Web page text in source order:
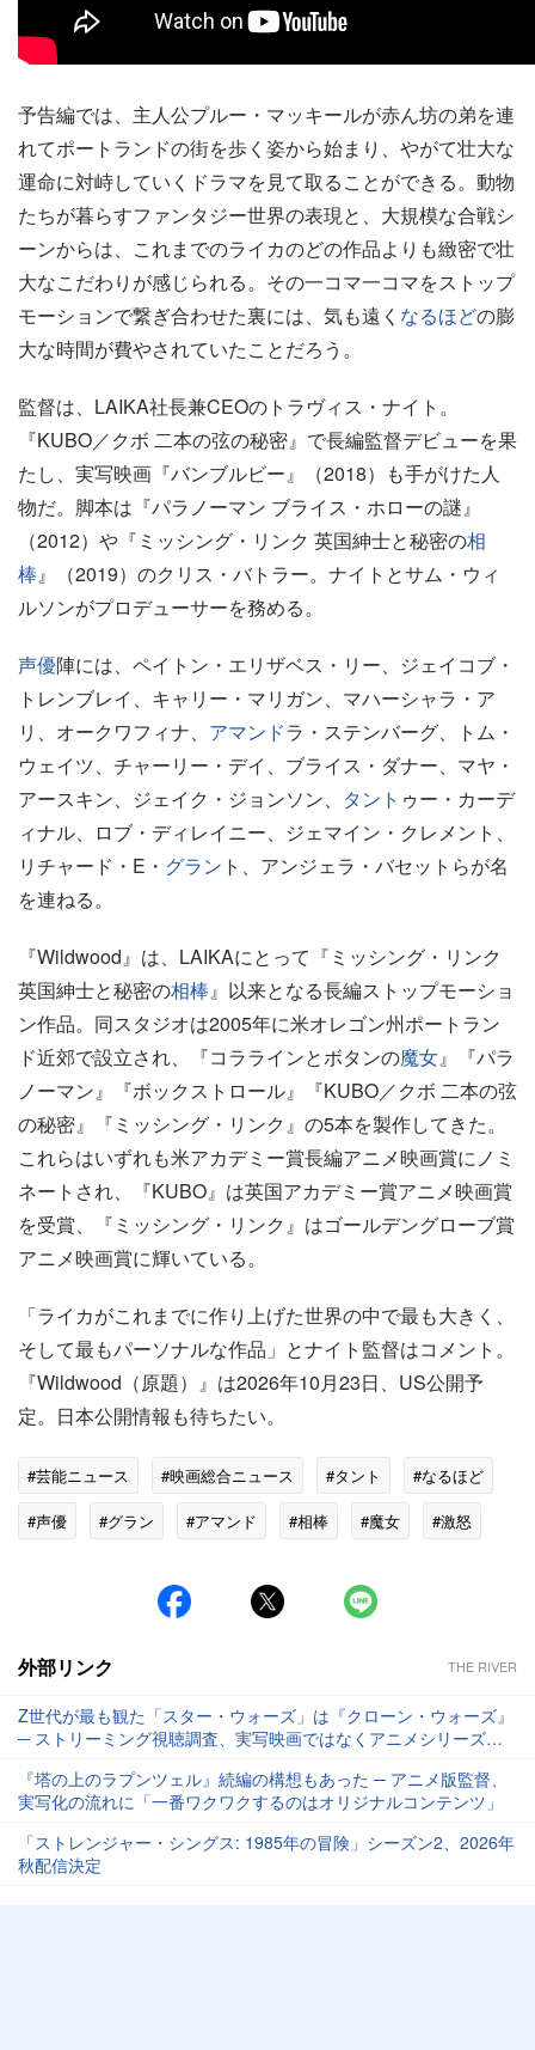
予告編では、主人公プルー・マッキールが赤ん坊の弟を連
れてポートランドの街を歩く姿から始まり、やがて壮大な
運命に対峙していくドラマを見て取ることができる。動物
たちが暮らすファンタジー世界の表現と、大規模な合戦シ
ーンからは、これまでのライカのどの作品よりも緻密で壮
大なこだわりが感じられる。その一コマ一コマをストップ
モーションで繋ぎ合わせた裏には、気も遠く なるほどの膨
大な時間が費やされていたことだろう。
監督は、LAIKA社長兼CEOのトラヴィス・ナイト。
『KUBO／クボ 二本の弦の秘密』で長編監督デビューを果
たし、実写映画『バンブルビー』（2018）も手がけた人
物だ。脚本は『パラノーマン ブライス・ホローの謎』
（2012）や『ミッシング・リンク 英国紳士と秘密の相
棒』（2019）のクリス・バトラー。ナイトとサム・ウィ
ルソンがプロデューサーを務める。
声優陣には、ペイトン・エリザベス・リー、ジェイコブ・
トレンブレイ、キャリー・マリガン、マハーシャラ・ア
リ、オークワフィナ、 アマンドラ・ステンバーグ、トム・
ウェイツ、チャーリー・デイ、ブライス・ダナー、マヤ・
アースキン、ジェイク・ジョンソン、 タント ゥー・カーデ
ィナル、ロブ・ディレイニー、ジェマイン・クレメント、
リチャード・E・ グラン ト、アンジェラ・バセットらが名
を連ねる。
『Wildwood』は、LAIKAにとって『ミッシング・リンク
英国紳士と秘密の相棒』以来となる長編ストップモーショ
ン作品。同スタジオは2005年に米オレゴン州ポートラン
ド近郊で設立され、『コララインとボタンの魔女』『パラ
ノーマン』『ボックストロール』『KUBO／クボ 二本の弦
の秘密』『ミッシング・リンク』の5本を製作してきた。
これらはいずれも米アカデミー賞長編アニメ映画賞にノミ
ネートされ、『KUBO』は英国アカデミー賞アニメ映画賞
を受賞、『ミッシング・リンク』はゴールデングローブ賞
アニメ映画賞に輝いている。
「ライカがこれまでに作り上げた世界の中で最も大きく、
そして最もパーソナルな作品」とナイト監督はコメント。
『Wildwood（原題）』は2026年10月23日、US公開予
定。日本公開情報も待ちたい。
#芸能ニュース #映画総合ニュース #タント
#なるほど
#声優
#グラン #アマンド #相棒 #魔女 #激怒
外部リンク THE RIVER
Z世代が最も観た「スター・ウォーズ」は『クローン・ウォーズ』
─ ストリーミング視聴調査、実写映画ではなくアニメシリーズが
『塔の上のラプンツェル』続編の構想もあった ─ アニメ版監督、
実写化の流れに「一番ワクワクするのはオリジナルコンテンツ」
「ストレンジャー・シングス: 1985年の冒険」シーズン2、2026年
秋配信決定